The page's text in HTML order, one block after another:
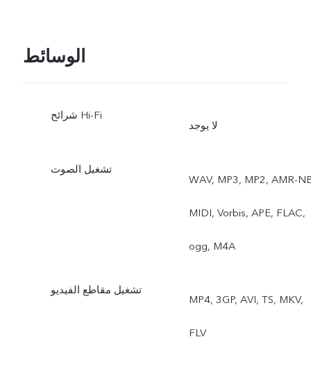
وضع العلامة المائية، الفلاتر.
الوسائط
شرائح Hi-Fi
لا يوجد
تشغيل الصوت
WAV, MP3, MP2, AMR-
MIDI, Vorbis, APE, FLAC,
ogg, M4A
تشغيل مقاطع الفيديو
MP4, 3GP, AVI, TS, MKV,
FLV